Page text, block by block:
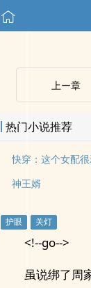
上ー章
热门小说推荐
快穿：这个女配
神王婿
<!--go-->
虽说绑了周